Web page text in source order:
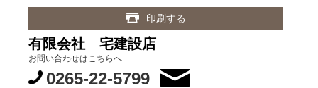
有限会社 宅建設店
お問い合わせはこちらへ
0265-22-5799
印刷する